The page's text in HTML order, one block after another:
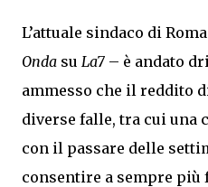
L’attuale sindaco di
Onda su La7 – è andato
ammesso che il reddito
diverse falle, tra cui una
con il passare delle
consentire a sempre